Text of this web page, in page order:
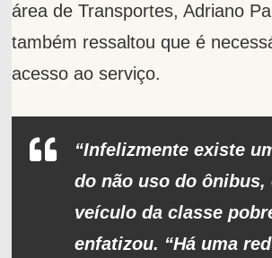
área de Transportes, Adriano
também ressaltou que é
acesso ao serviço.
“Infelizmente existe
do não uso do ônibus,
veículo da classe
enfatizou. “Há uma